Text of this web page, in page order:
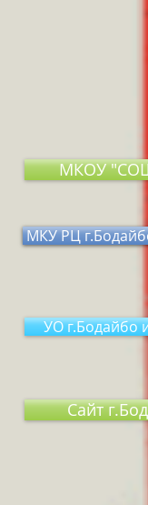
МКОУ
МКУ РЦ
УО г.Бодайбо
Сайт